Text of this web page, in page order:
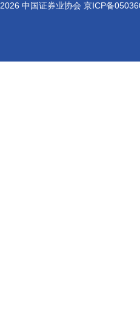
2026 中国证券业协会 京ICP备